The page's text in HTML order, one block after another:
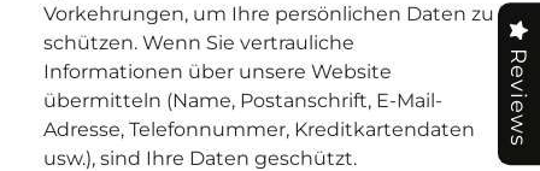
Vorkehrungen, um Ihre persönlichen Daten zu
schützen. Wenn Sie vertrauliche
Informationen über unsere Website
übermitteln (Name, Postanschrift, E-Mail-
Adresse, Telefonnummer, Kreditkartendaten
usw.), sind Ihre Daten geschützt.
Reviews